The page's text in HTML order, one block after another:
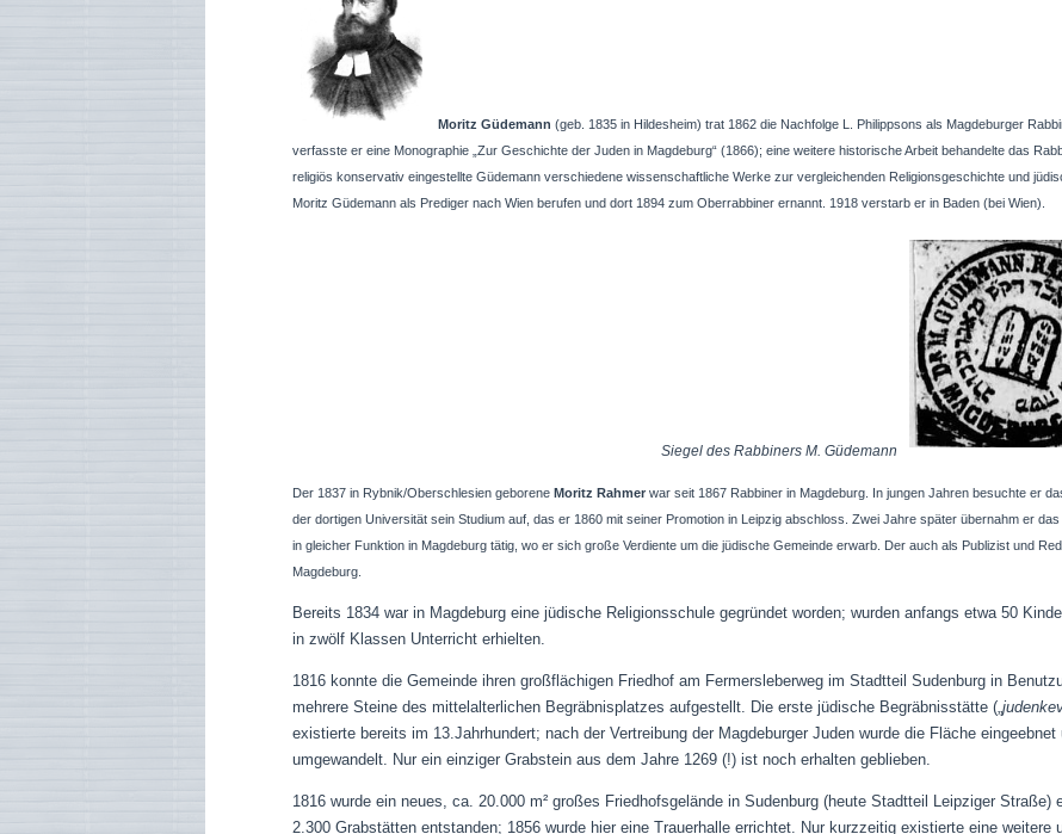
Moritz Güdemann (geb. 1835 in Hildesheim) trat 1862 die Nachfolge L. Philippsons als Magdeburger
verfasste er eine Monographie „Zur Geschichte der Juden in Magdeburg“ (1866); eine weitere historische Arbeit behandelte das
religiös konservativ eingestellte Güdemann verschiedene wissenschaftliche Werke zur vergleichenden Religionsgeschichte und
Moritz Güdemann als Prediger nach Wien berufen und dort 1894 zum Oberrabbiner ernannt. 1918 verstarb er in Baden (bei Wien).
Siegel des Rabbiners M. Güdemann
Der 1837 in Rybnik/Oberschlesien geboreneMoritz Rahmer war seit 1867 Rabbiner in Magdeburg. In jungen Jahren besuchte er
der dortigen Universität sein Studium auf, das er 1860 mit seiner Promotion in Leipzig abschloss. Zwei Jahre später übernahm er
in gleicher Funktion in Magdeburg tätig, wo er sich große Verdiente um die jüdische Gemeinde erwarb. Der auch als Publizist und
Magdeburg.
Bereits 1834 war in Magdeburg eine jüdische Religionsschule gegründet worden; wurden anfangs etwa 50
in zwölf Klassen Unterricht erhielten.
1816 konnte die Gemeinde ihren großflächigen Friedhof am Fermersleberweg im Stadtteil Sudenburg in
mehrere Steine des mittelalterlichen Begräbnisplatzes aufgestellt. Die erste jüdische Begräbnisstätte („
existierte bereits im 13.Jahrhundert; nach der Vertreibung der Magdeburger Juden wurde die Fläche
umgewandelt. Nur ein einziger Grabstein aus dem Jahre 1269 (!) ist noch erhalten geblieben.
1816 wurde ein neues, ca. 20.000 m² großes Friedhofsgelände in Sudenburg (heute Stadtteil Leipziger
2.300 Grabstätten entstanden; 1856 wurde hier eine Trauerhalle errichtet. Nur kurzzeitig existierte eine weitere